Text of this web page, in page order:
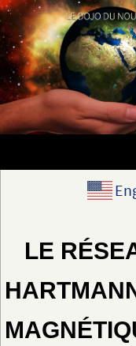
Passer
vers
le
contenu
LE